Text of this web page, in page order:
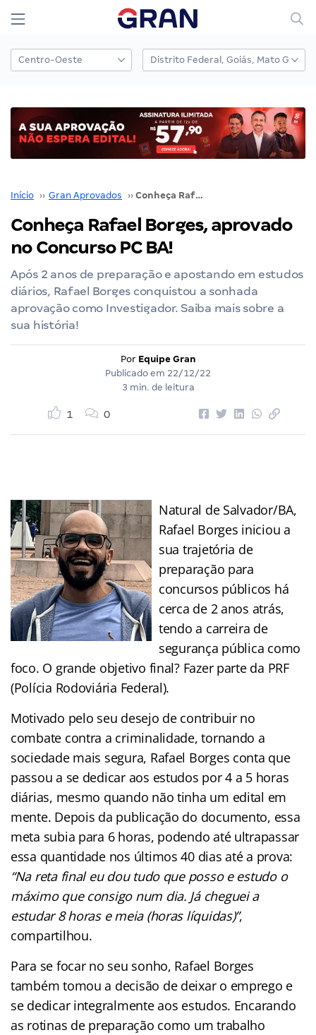
Início ›› Gran Aprovados ›› Conheça Rafael Borges, aprovado no Concurso PC BA!
Conheça Rafael Borges, aprovado
no Concurso PC BA!
Após 2 anos de preparação e apostando em estudos
diários, Rafael Borges conquistou a sonhada
aprovação como Investigador. Saiba mais sobre a
sua história!
Por Equipe Gran
Publicado em 22/12/22
3 min. de leitura
1 0
Natural de Salvador/BA,
Rafael Borges iniciou a
sua trajetória de
preparação para
concursos públicos há
cerca de 2 anos atrás,
tendo a carreira de
segurança pública como
foco. O grande objetivo final? Fazer parte da PRF
(Polícia Rodoviária Federal).
Motivado pelo seu desejo de contribuir no
combate contra a criminalidade, tornando a
sociedade mais segura, Rafael Borges conta que
passou a se dedicar aos estudos por 4 a 5 horas
diárias, mesmo quando não tinha um edital em
mente. Depois da publicação do documento, essa
meta subia para 6 horas, podendo até ultrapassar
essa quantidade nos últimos 40 dias até a prova:
“Na reta final eu dou tudo que posso e estudo o
máximo que consigo num dia. Já cheguei a
estudar 8 horas e meia (horas líquidas)”,
compartilhou.
Para se focar no seu sonho, Rafael Borges
também tomou a decisão de deixar o emprego e
se dedicar integralmente aos estudos. Encarando
as rotinas de preparação como um trabalho